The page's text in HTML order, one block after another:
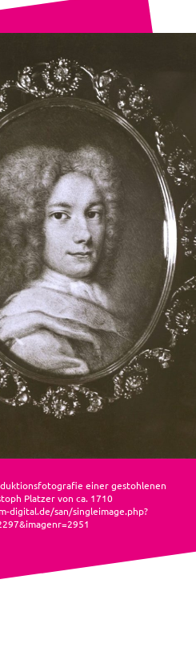
einer gestohlenen
Platzer von ca. 1710
digital.de/san/singleimage.php?